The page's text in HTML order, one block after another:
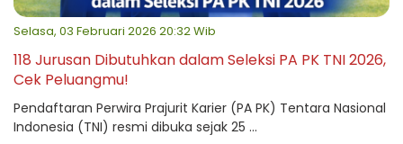
Selasa, 03 Februari 2026 20:32 Wib
118 Jurusan Dibutuhkan dalam Seleksi PA PK TNI 2026,
Cek Peluangmu!
Pendaftaran Perwira Prajurit Karier (PA PK) Tentara Nasional
Indonesia (TNI) resmi dibuka sejak 25 ...